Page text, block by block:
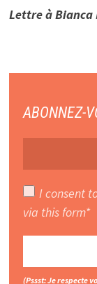
Lettre à Bianca
ABONNEZ-
I consent
via this form*
(Pssst: Je respecte